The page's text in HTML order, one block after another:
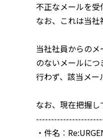
不正なメールを受
なお、これは当
当社社員からの
のないメールに
行わず、該当メー
なお、現在把握し
------------------
・件名